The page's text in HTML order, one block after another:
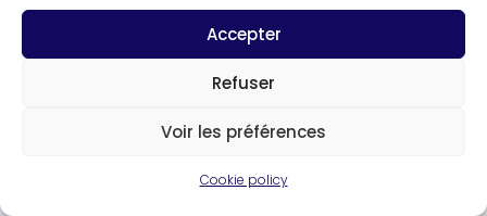
Accepter
Refuser
Voir les préférences
Cookie policy